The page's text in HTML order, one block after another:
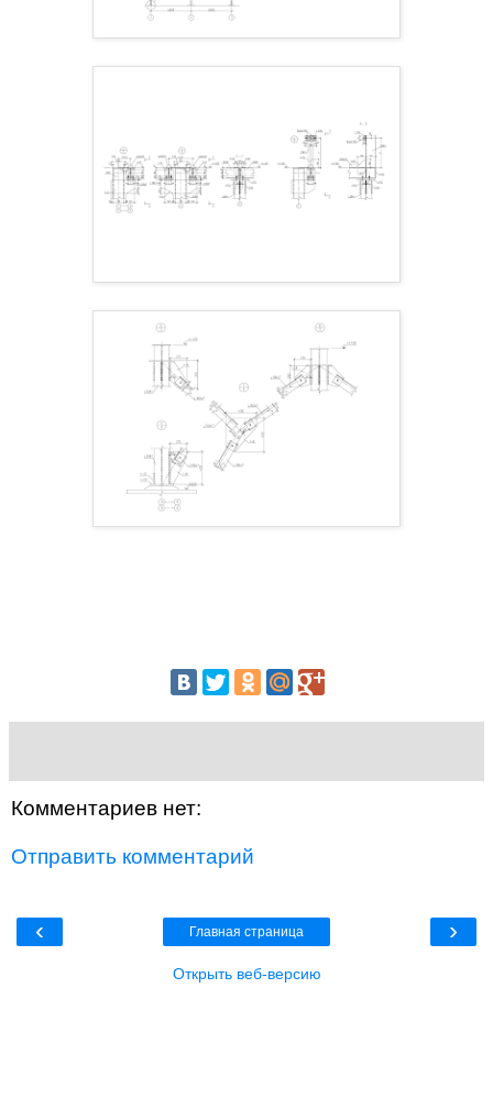
Комментариев нет:
Отправить комментарий
‹ ›
Главная страница
Открыть веб-версию